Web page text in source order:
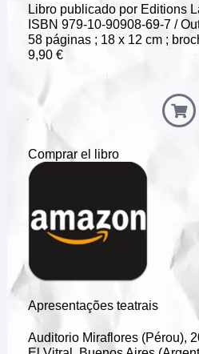
Libro publicado por Editions
ISBN 979-10-90908-69-7 /
58 páginas ; 18 x 12 cm ;
9,90 €
Comprar el libro
Apresentações teatrais
Auditorio Miraflores (Pérou),